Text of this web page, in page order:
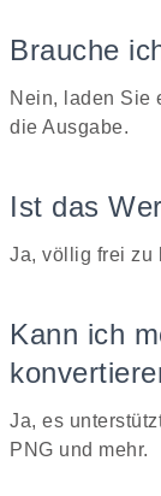
Brauche
Nein, laden Sie
die Ausgabe.
Ist das
Ja, völlig frei zu
Kann ich
Ja, es
PNG und mehr.